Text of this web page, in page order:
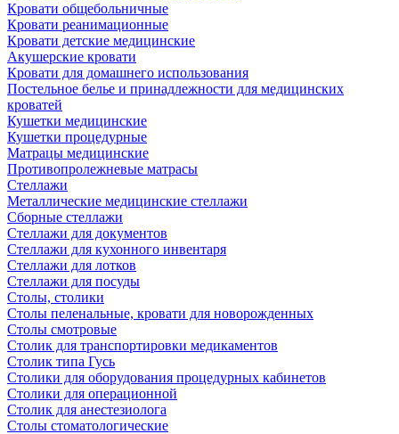
Кровати общебольничные
Кровати реанимационные
Кровати детские медицинские
Акушерские кровати
Кровати для домашнего использования
Постельное белье и принадлежности для медицинских
кроватей
Кушетки медицинские
Кушетки процедурные
Матрацы медицинские
Противопролежневые матрасы
Стеллажи
Металлические медицинские стеллажи
Сборные стеллажи
Стеллажи для документов
Стеллажи для кухонного инвентаря
Стеллажи для лотков
Стеллажи для посуды
Столы, столики
Столы пеленальные, кровати для новорожденных
Столы смотровые
Столик для транспортировки медикаментов
Столик типа Гусь
Столики для оборудования процедурных кабинетов
Столики для операционной
Столик для анестезиолога
Столы стоматологические